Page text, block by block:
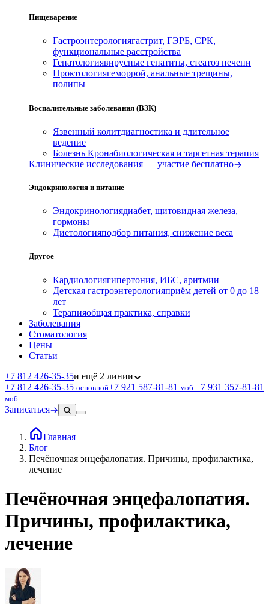
Пищеварение
Гастроэнтерологиягастрит, ГЭРБ, СРК,
функциональные расстройства
Гепатологиявирусные гепатиты, стеатоз печени
Проктологиягеморрой, анальные трещины,
полипы
Воспалительные заболевания (ВЗК)
Язвенный колитдиагностика и длительное
ведение
Болезнь Кронабиологическая и таргетная терапия
Клинические исследования — участие бесплатно
Эндокринология и питание
Эндокринологиядиабет, щитовидная железа,
гормоны
Диетологияподбор питания, снижение веса
Другое
Кардиологиягипертония, ИБС, аритмии
Детская гастроэнтерологияприём детей от 0 до 18
лет
Терапияобщая практика, справки
Заболевания
Стоматология
Цены
Статьи
+7 812 426‑35‑35и ещё 2 линии
+7 812 426‑35‑35 основной+7 921 587‑81‑81 моб. +7 931 357‑81‑81
моб.
Записаться
Главная
Блог
Печёночная энцефалопатия. Причины, профилактика,
лечение
Печёночная энцефалопатия.
Причины, профилактика,
лечение